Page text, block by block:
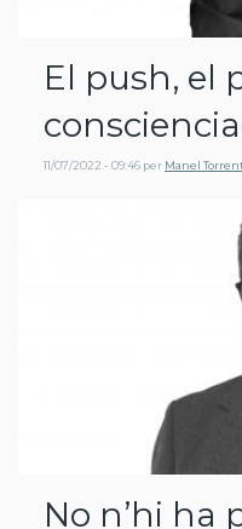
El push, el
11/07/2022 - 09:46 per Manel
No n’hi ha